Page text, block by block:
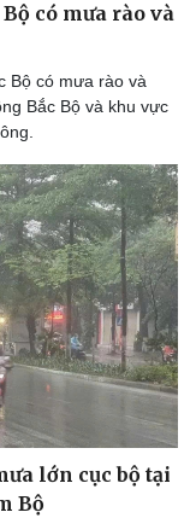
có mưa rào và
Bộ có mưa rào và
Bắc Bộ và khu vực
lớn cục bộ tại
Bộ